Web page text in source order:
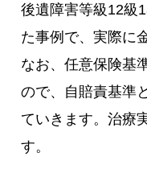
後遺障害等級12級
た事例で、実際に
なお、任意保険基
ので、自賠責基準
ていきます。治療
す。